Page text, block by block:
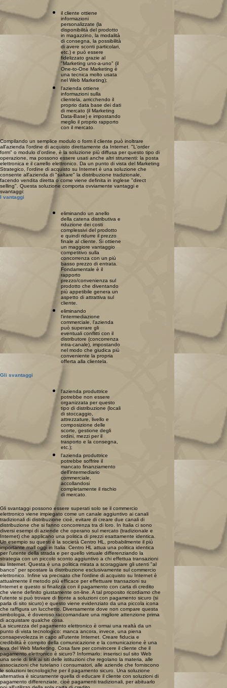
il cliente ottiene
informazioni
personalizzate (la
disponibilità del prodotto
in magazzino, la modalità
di consegna, la possibilità
di avere sconti particolari,
etc.) e può essere
fidelizzato grazie al
"Marketing uno-a-uno" (il
One-to-One Marketing è
una tecnica molto usata
nel Web Marketing);
l'azienda ottiene
informazioni sulla
clientela, arricchendo il
proprio data base dei dati
di mercato (il Marketing
Data-Base) e impostando
meglio il proprio rapporto
con il mercato.
Compilando un semplice modulo o form il cliente può inoltrare
all'azienda l'ordine di acquisto direttamente da Internet. "L'order
form" o modulo d'ordine, è la soluzione più diffusa per questo tipo di
operazione, ma possono essere usati anche altri strumenti: la posta
elettronica e il carrello elettronico. Da un punto di vista del Marketing
Strategico, l'ordine di acquisto su Internet è una soluzione che
consente all'azienda di "saltare" la distribuzione tradizionale,
facendo vendita diretta o come viene definita in inglese "direct
selling". Questa soluzione comporta ovviamente vantaggi e
svantaggi:
I vantaggi
eliminando un anello
della catena distributiva e
riduzione dei costi
complessivi del prodotto
e quindi ridurre il prezzo
finale al cliente. Si ottiene
un maggiore vantaggio
competitivo sulla
concorrenza con un più
basso prezzo di entrata.
Fondamentale è il
rapporto
prezzo/convenienza sul
prodotto che diventando
più appetibile genera un
aspetto di attrattiva sul
cliente.
eliminando
l'intermediazione
commerciale, l'azienda
può superare gli
eventuali conflitti con il
distributore (concorrenza
intra-canale), impostando
nel modo che giudica più
conveniente la propria
offerta alla clientela.
Gli svantaggi
l'azienda produttrice
potrebbe non essere
organizzata per questo
tipo di distribuzione (locali
di stoccaggio,
attrezzature, livello e
composizione delle
scorte, gestione degli
ordini, mezzi per il
trasporto e la consegna,
etc.);
l'azienda produttrice
potrebbe soffrire il
mancato finanziamento
dell'intermediario
commerciale,
accollandosi
completamente il rischio
di mercato.
Gli svantaggi possono essere superati solo se il commercio
elettronico viene impiegato come un canale aggiuntivo ai canali
tradizionali di distribuzione cioè, evitare di creare due canali di
distribuzione che si fanno concorrenza tra di loro. In Italia ci sono
diversi esempi di aziende che operano sul mercato (tradizionale e
Internet) che applicano una politica di prezzi esattamente identica.
Un esempio su questi è la società Centro HL, probabilmente il più
importante mall oggi in Italia. Centro HL attua una politica identica
per l'utente della strada e per quello virtuale differenziando la
strategia con un piccolo sconto aggiuntivo a chi effettua transazioni
su Internet. Questa è una politica mirata a scoraggiare gli utenti "al
banco" per spostare la distribuzione esclusivamente sul commercio
elettronico. Infine va precisato che l'ordine di acquisto su Internet è
attualmente il metodo più efficace per effettuare transazioni su
Internet e questo si finalizza con il pagamento con carta di credito
che viene definito giustamente on-line. A tal proposito ricordiamo che
l'utente si può trovare di fronte a soluzioni con pagamento sicuro (si
parla di sito sicuro) e questo viene evidenziato da una piccola icona
che raffigura un lucchetto. Diversamente dove non compare questa
simbologia, è doveroso raccomandare una migliore attenzione prima
di acquistare qualche cosa.
La sicurezza del pagamento elettronico è ormai una realtà da un
punto di vista tecnologico: manca ancora, invece, una piena
consapevolezza in capo all'utente Internet. Creare fiducia e
credibilità è compito della comunicazione e la comunicazione è una
leva del Web Marketing. Cosa fare per convincere il cliente che il
pagamento elettronico è sicuro? Informarlo: inserisci sul sito Web
una serie di link ai siti delle istituzioni che regolano la materia, alle
associazioni che tutelano i consumatori, alle aziende che forniscono
le soluzioni tecnologiche per il pagamento sicuro. Una soluzione
alternativa è sicuramente quella di educare il cliente con soluzioni di
pagamento differenziate, cioè pagamenti tradizionali, per abituarlo